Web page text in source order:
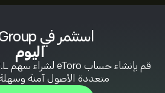
استثمر في Weir Group
اليوم
متعددة الأصول آمنة